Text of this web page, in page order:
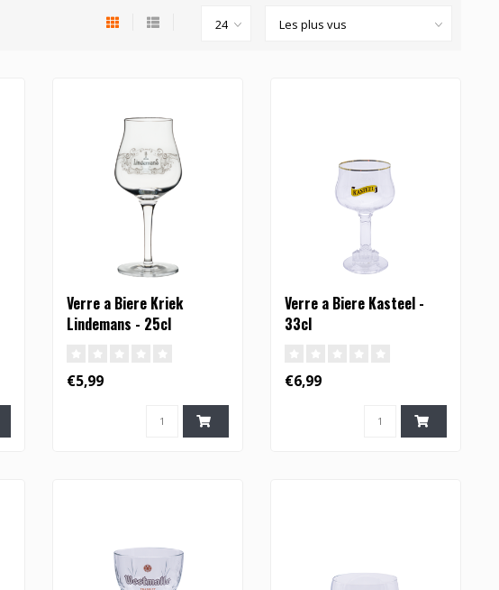
Verre a Biere Kriek
Lindemans - 25cl
€5,99
Verre a Biere Kasteel -
33cl
€6,99